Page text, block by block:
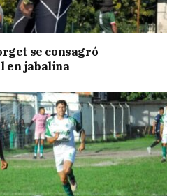
se consagró
en jabalina